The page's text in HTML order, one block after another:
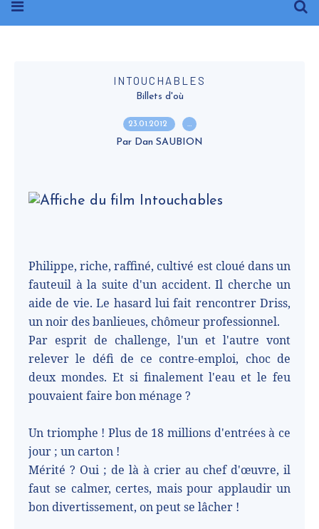
INTOUCHABLES
Billets d'où
23.01.2012 …
Par Dan SAUBION
Philippe, riche, raffiné, cultivé est cloué dans un
fauteuil à la suite d'un accident. Il cherche un
aide de vie. Le hasard lui fait rencontrer Driss,
un noir des banlieues, chômeur professionnel.
Par esprit de challenge, l'un et l'autre vont
relever le défi de ce contre-emploi, choc de
deux mondes. Et si finalement l'eau et le feu
pouvaient faire bon ménage ?
Un triomphe ! Plus de 18 millions d'entrées à ce
jour ; un carton !
Mérité ? Oui ; de là à crier au chef d'œuvre, il
faut se calmer, certes, mais pour applaudir un
bon divertissement, on peut se lâcher !